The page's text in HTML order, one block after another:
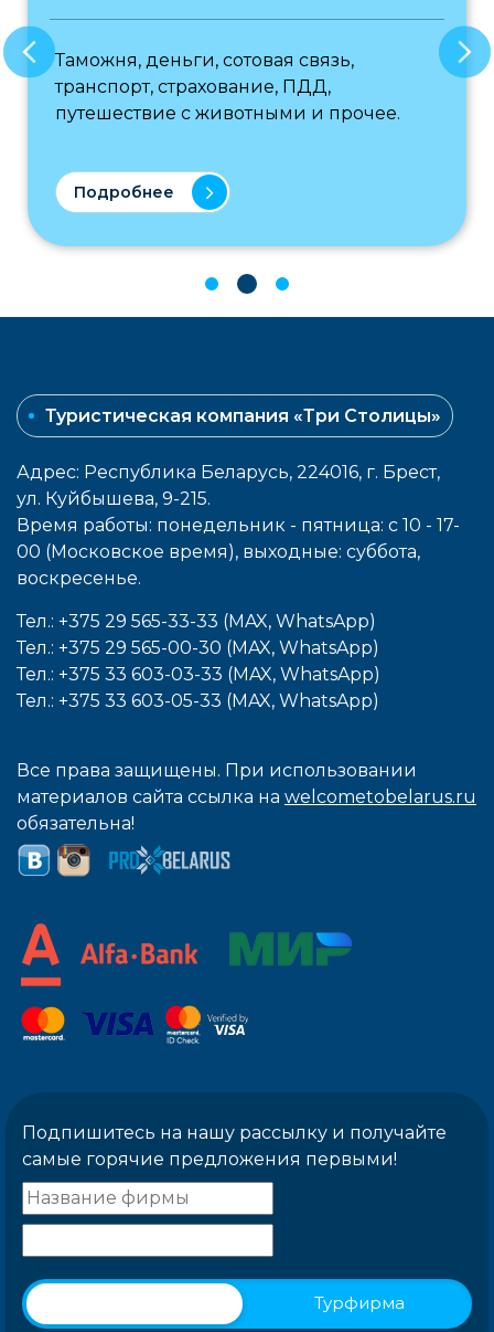
Таможня, деньги, сотовая связь,
транспорт, страхование, ПДД,
путешествие с животными и прочее.
Подробнее
Туристическая компания «Три Столицы»
Адрес: Республика Беларусь, 224016, г. Брест,
ул. Куйбышева, 9-215.
Время работы: понедельник - пятница: с 10 - 17-
00 (Московское время), выходные: cуббота,
воcкресенье.
Тел.: +375 29 565-33-33 (MAX, WhatsApp)
Тел.: +375 29 565-00-30 (MAX, WhatsApp)
Тел.: +375 33 603-03-33 (MAX, WhatsApp)
Тел.: +375 33 603-05-33 (MAX, WhatsApp)
Все права защищены. При использовании
материалов сайта ссылка на welcometobelarus.ru
обязательна!
Подпишитесь на нашу рассылку и получайте
самые горячие предложения первыми!
Турфирма